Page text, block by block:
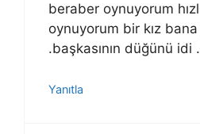
beraber oynuyorum
oynuyorum bir kız
.başkasının düğünü idi
Yanıtla